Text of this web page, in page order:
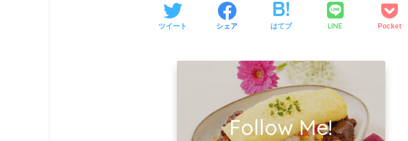
ツイート シェア はてブ LINE Pocket
Follow Me!